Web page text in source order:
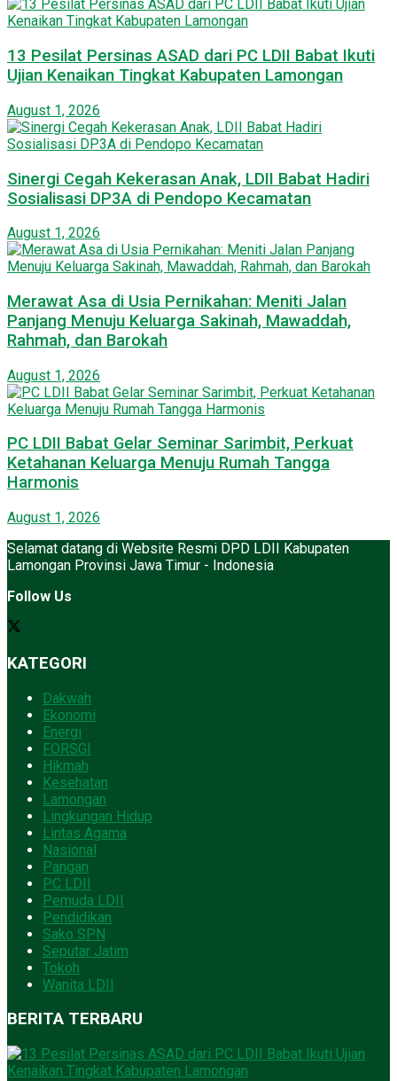
13 Pesilat Persinas ASAD dari PC LDII Babat Ikuti
Ujian Kenaikan Tingkat Kabupaten Lamongan
August 1, 2026
Sinergi Cegah Kekerasan Anak, LDII Babat Hadiri
Sosialisasi DP3A di Pendopo Kecamatan
August 1, 2026
Merawat Asa di Usia Pernikahan: Meniti Jalan
Panjang Menuju Keluarga Sakinah, Mawaddah,
Rahmah, dan Barokah
August 1, 2026
PC LDII Babat Gelar Seminar Sarimbit, Perkuat
Ketahanan Keluarga Menuju Rumah Tangga
Harmonis
August 1, 2026
Selamat datang di Website Resmi DPD LDII Kabupaten
Lamongan Provinsi Jawa Timur - Indonesia
Follow Us
KATEGORI
Dakwah
Ekonomi
Energi
FORSGI
Hikmah
Kesehatan
Lamongan
Lingkungan Hidup
Lintas Agama
Nasional
Pangan
PC LDII
Pemuda LDII
Pendidikan
Sako SPN
Seputar Jatim
Tokoh
Wanita LDII
BERITA TERBARU